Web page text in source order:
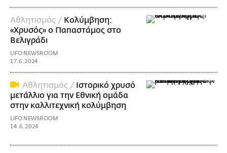
Αθλητισμός / Κολύμβηση:
«Χρυσός» ο Παπαστάμος στο
Βελιγράδι
LIFO NEWSROOM
17.6.2024
Αθλητισμός / Ιστορικό χρυσό
μετάλλιο για την Εθνική ομάδα
στην καλλιτεχνική κολύμβηση
LIFO NEWSROOM
14.6.2024